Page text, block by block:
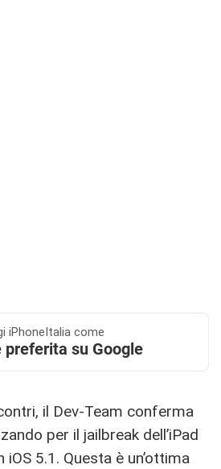
iPhoneItalia come
preferita su Google
il Dev-Team conferma
per il jailbreak dell’iPad
5.1. Questa è un’ottima